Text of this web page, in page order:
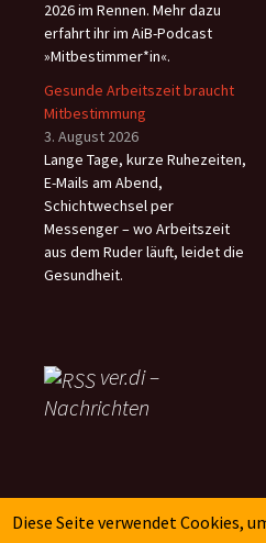
2026 im Rennen. Mehr dazu
erfahrt ihr im AiB-Podcast
»Mitbestimmer*in«.
Gesunde Arbeitszeit braucht
Mitbestimmung
3. August 2026
Lange Tage, kurze Ruhezeiten,
E-Mails am Abend,
Schichtwechsel per
Messenger – wo Arbeitszeit
aus dem Ruder läuft, leidet die
Gesundheit.
ver.di –
Nachrichten
SK-Verlag
Diese Seite verwendet Cookies,